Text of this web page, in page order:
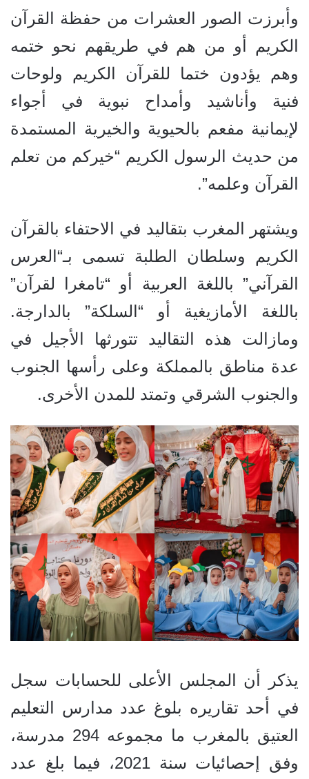
وأبرزت الصور العشرات من حفظة القرآن
الكريم أو من هم في طريقهم نحو ختمه
وهم يؤدون ختما للقرآن الكريم ولوحات
فنية وأناشيد وأمداح نبوية في أجواء
لإيمانية مفعم بالحيوية والخيرية المستمدة
من حديث الرسول الكريم “خيركم من تعلم
القرآن وعلمه”.
ويشتهر المغرب بتقاليد في الاحتفاء بالقرآن
الكريم وسلطان الطلبة تسمى بـ“العرس
القرآني” باللغة العربية أو “تامغرا لقرآن”
باللغة الأمازيغية أو “السلكة” بالدارجة.
ومازالت هذه التقاليد تتورثها الأجيل في
عدة مناطق بالمملكة وعلى رأسها الجنوب
والجنوب الشرقي وتمتد للمدن الأخرى.
يذكر أن المجلس الأعلى للحسابات سجل
في أحد تقاريره بلوغ عدد مدارس التعليم
العتيق بالمغرب ما مجموعه 294 مدرسة،
وفق إحصائيات سنة 2021، فيما بلغ عدد